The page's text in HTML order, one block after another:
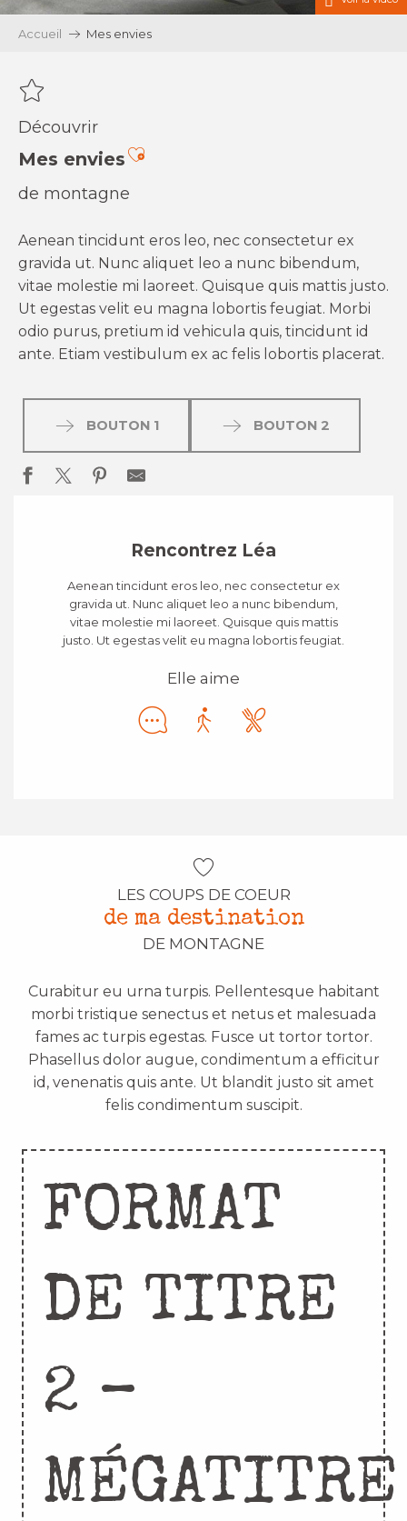
Accueil Mes envies
Découvrir
Mes enviesAjouter aux favoris
de montagne
Aenean tincidunt eros leo, nec consectetur ex
gravida ut. Nunc aliquet leo a nunc bibendum,
vitae molestie mi laoreet. Quisque quis mattis justo.
Ut egestas velit eu magna lobortis feugiat. Morbi
odio purus, pretium id vehicula quis, tincidunt id
ante. Etiam vestibulum ex ac felis lobortis placerat.
BOUTON 1 BOUTON 2
Rencontrez Léa
Aenean tincidunt eros leo, nec consectetur ex
gravida ut. Nunc aliquet leo a nunc bibendum,
vitae molestie mi laoreet. Quisque quis mattis
justo. Ut egestas velit eu magna lobortis feugiat.
Elle aime
LES COUPS DE COEUR
de ma destination
DE MONTAGNE
Curabitur eu urna turpis. Pellentesque habitant
morbi tristique senectus et netus et malesuada
fames ac turpis egestas. Fusce ut tortor tortor.
Phasellus dolor augue, condimentum a efficitur
id, venenatis quis ante. Ut blandit justo sit amet
felis condimentum suscipit.
FORMAT
DE TITRE
2 –
MÉGATITRE